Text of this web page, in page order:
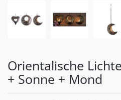
Orientalische
+ Sonne + Mond